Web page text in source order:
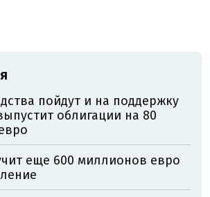
пойдут и на поддержку
облигации на 80
еще 600 миллионов евро